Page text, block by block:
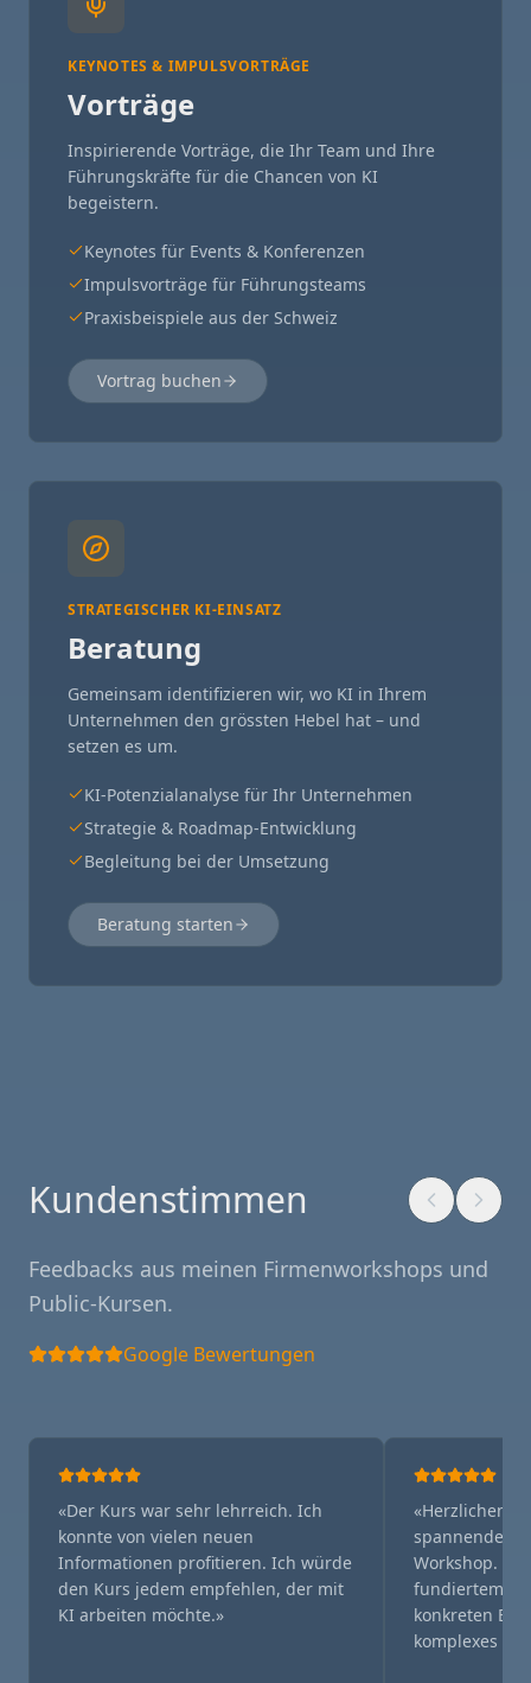
KEYNOTES & IMPULSVORTRÄGE
Vorträge
Inspirierende Vorträge, die Ihr Team und Ihre
Führungskräfte für die Chancen von KI
begeistern.
Keynotes für Events & Konferenzen
Impulsvorträge für Führungsteams
Praxisbeispiele aus der Schweiz
Vortrag buchen
STRATEGISCHER KI-EINSATZ
Beratung
Gemeinsam identifizieren wir, wo KI in Ihrem
Unternehmen den grössten Hebel hat – und
setzen es um.
KI-Potenzialanalyse für Ihr Unternehmen
Strategie & Roadmap-Entwicklung
Begleitung bei der Umsetzung
Beratung starten
Kundenstimmen
Feedbacks aus meinen Firmenworkshops und
Public-Kursen.
Google Bewertungen
«Der Kurs war sehr lehrreich. Ich
konnte von vielen neuen
Informationen profitieren. Ich würde
den Kurs jedem empfehlen, der mit
KI arbeiten möchte.»
«Herzlichen
spannenden
Workshop.
fundiertem
konkreten
komplexes